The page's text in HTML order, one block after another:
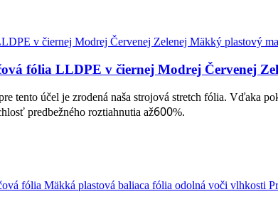
fólia LLDPE v čiernej Modrej Červenej
tento účel je zrodená naša strojová stretch fólia. Vďaka
predbežného roztiahnutia až600%.